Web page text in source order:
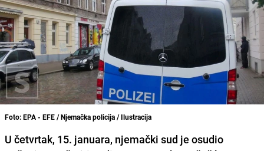
Foto: EPA - EFE / Njemačka policija / Ilustracija
U četvrtak, 15. januara, njemački sud je osudio